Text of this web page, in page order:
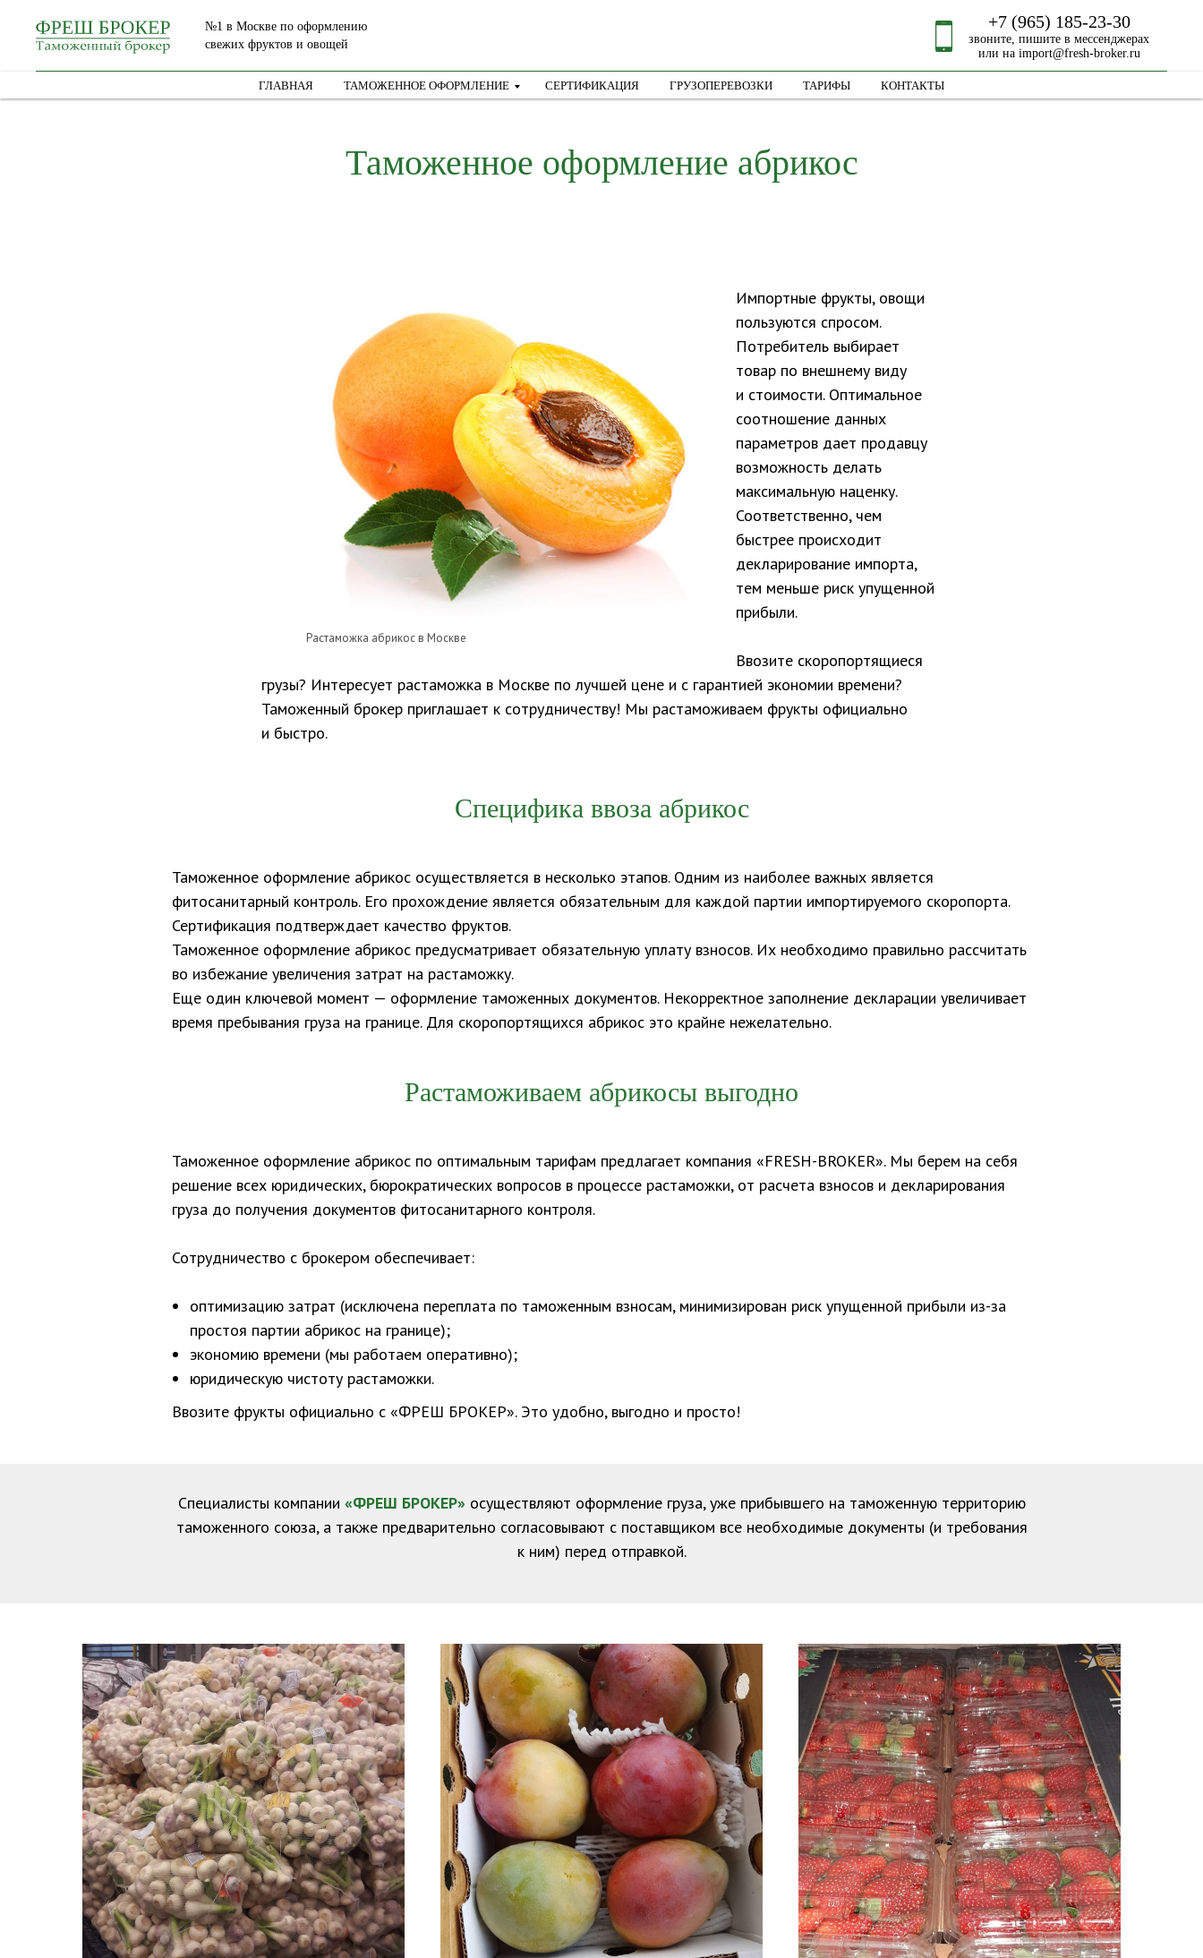
№1 в Москве по оформлению
свежих фруктов и овощей
+7 (965) 185-23-30
звоните, пишите в мессенджерах
или на import@fresh-broker.ru
ГЛАВНАЯ ТАМОЖЕННОЕ ОФОРМЛЕНИЕ СЕРТИФИКАЦИЯ ГРУЗОПЕРЕВОЗКИ ТАРИФЫ КОНТАКТЫ
Таможенное оформление абрикос
Растаможка абрикос в Москве
Импортные фрукты, овощи
пользуются спросом.
Потребитель выбирает
товар по внешнему виду
и стоимости. Оптимальное
соотношение данных
параметров дает продавцу
возможность делать
максимальную наценку.
Соответственно, чем
быстрее происходит
декларирование импорта,
тем меньше риск упущенной
прибыли.
Ввозите скоропортящиеся
грузы? Интересует растаможка в Москве по лучшей цене и с гарантией экономии времени?
Таможенный брокер приглашает к сотрудничеству! Мы растаможиваем фрукты официально
и быстро.
Специфика ввоза абрикос
Таможенное оформление абрикос осуществляется в несколько этапов. Одним из наиболее важных является
фитосанитарный контроль. Его прохождение является обязательным для каждой партии импортируемого скоропорта.
Сертификация подтверждает качество фруктов.
Таможенное оформление абрикос предусматривает обязательную уплату взносов. Их необходимо правильно рассчитать
во избежание увеличения затрат на растаможку.
Еще один ключевой момент — оформление таможенных документов. Некорректное заполнение декларации увеличивает
время пребывания груза на границе. Для скоропортящихся абрикос это крайне нежелательно.
Растаможиваем абрикосы выгодно
Таможенное оформление абрикос по оптимальным тарифам предлагает компания «FRESH-BROKER». Мы берем на себя
решение всех юридических, бюрократических вопросов в процессе растаможки, от расчета взносов и декларирования
груза до получения документов фитосанитарного контроля.
Сотрудничество с брокером обеспечивает:
оптимизацию затрат (исключена переплата по таможенным взносам, минимизирован риск упущенной прибыли из-за
простоя партии абрикос на границе);
экономию времени (мы работаем оперативно);
юридическую чистоту растаможки.
Ввозите фрукты официально с «ФРЕШ БРОКЕР». Это удобно, выгодно и просто!
Специалисты компании «ФРЕШ БРОКЕР» осуществляют оформление груза, уже прибывшего на таможенную территорию
таможенного союза, а также предварительно согласовывают с поставщиком все необходимые документы (и требования
к ним) перед отправкой.